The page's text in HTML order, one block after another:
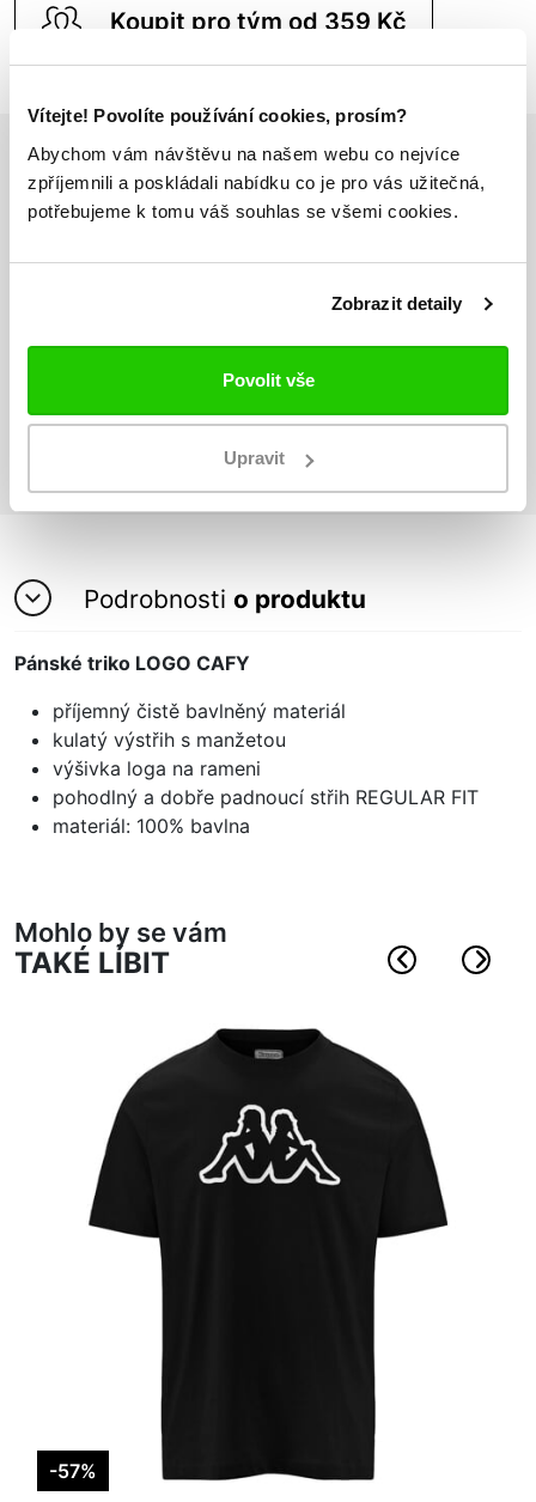
Vítejte! Povolíte používání cookies, prosím?
Abychom vám návštěvu na našem webu co nejvíce
zpříjemnili a poskládali nabídku co je pro vás užitečná,
potřebujeme k tomu váš souhlas se všemi cookies.
Zobrazit detaily
Povolit vše
Upravit
Koupit pro tým od 359 Kč
Odesíláme do 24h
Vše máme skladem
Doprava nad 1000 Kč
Vrácení zboží
Podrobnosti o produktu
Pánské triko LOGO CAFY
příjemný čistě bavlněný materiál
kulatý výstřih s manžetou
výšivka loga na rameni
pohodlný a dobře padnoucí střih REGULAR FIT
materiál: 100% bavlna
Mohlo by se vám
TAKÉ LÍBIT
-57%